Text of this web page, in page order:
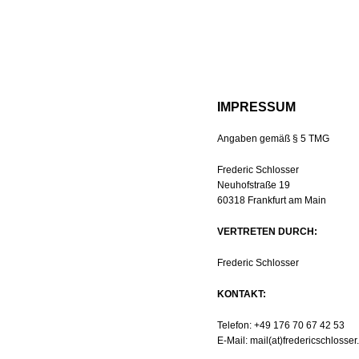
IMPRESSUM
Angaben gemäß § 5 TMG
Frederic Schlosser
Neuhofstraße 19
60318 Frankfurt am Main
VERTRETEN DURCH:
Frederic Schlosser
KONTAKT:
Telefon: +49 176 70 67 42 53
E-Mail: